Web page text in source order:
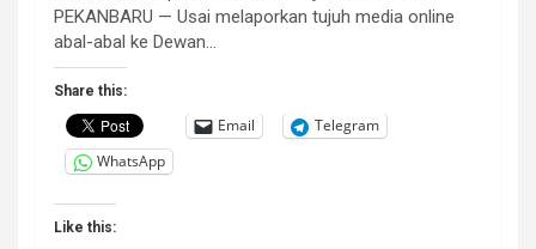
PEKANBARU — Usai melaporkan tujuh media online
abal-abal ke Dewan…
Share this:
Email
Telegram
WhatsApp
Like this: